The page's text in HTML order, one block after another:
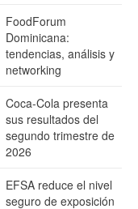
FoodForum
Dominicana:
tendencias, análisis y
networking
Coca-Cola presenta
sus resultados del
segundo trimestre de
2026
EFSA reduce el nivel
seguro de exposición